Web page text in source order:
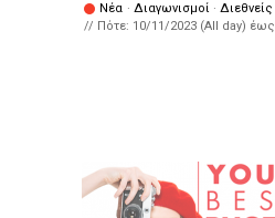
Νέα · Διαγωνισμοί · Διεθνείς
// Πότε: 10/11/2023 (All day) έως